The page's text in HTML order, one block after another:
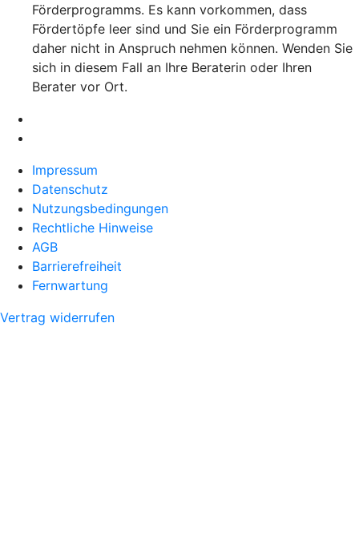
Förderprogramms. Es kann vorkommen, dass
Fördertöpfe leer sind und Sie ein Förderprogramm
daher nicht in Anspruch nehmen können. Wenden Sie
sich in diesem Fall an Ihre Beraterin oder Ihren
Berater vor Ort.
Impressum
Datenschutz
Nutzungsbedingungen
Rechtliche Hinweise
AGB
Barrierefreiheit
Fernwartung
Vertrag widerrufen